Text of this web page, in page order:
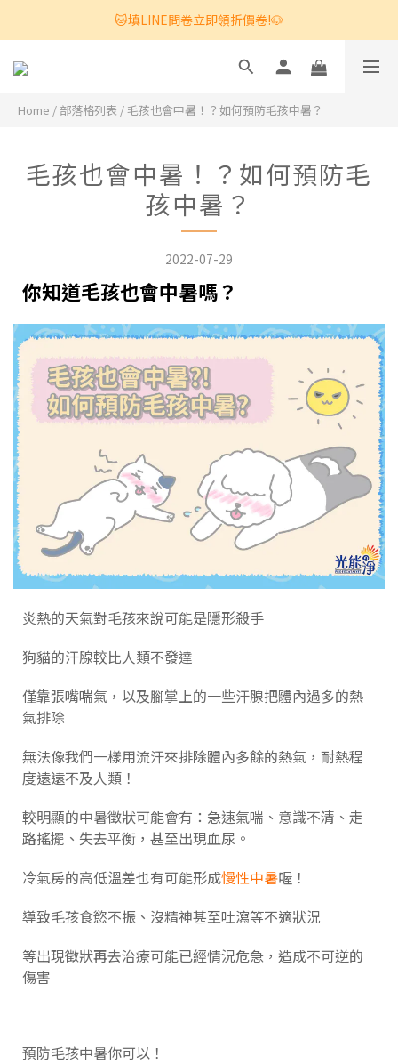
🐱填LINE問卷立即領折價卷!🐶
Home / 部落格列表 /毛孩也會中暑！？如何預防毛孩中暑？
毛孩也會中暑！？如何預防毛
孩中暑？
2022-07-29
你知道毛孩也會中暑嗎？
炎熱的天氣對毛孩來說可能是隱形殺手
狗貓的汗腺較比人類不發達
僅靠張嘴喘氣，以及腳掌上的一些汗腺把體內過多的熱
氣排除
無法像我們一樣用流汗來排除體內多餘的熱氣，耐熱程
度遠遠不及人類！
較明顯的中暑徵狀可能會有：急速氣喘、意識不清、走
路搖擺、失去平衡，甚至出現血尿。
冷氣房的高低溫差也有可能形成慢性中暑喔！
導致毛孩食慾不振、沒精神甚至吐瀉等不適狀況
等出現徵狀再去治療可能已經情況危急，造成不可逆的
傷害
預防毛孩中暑你可以！